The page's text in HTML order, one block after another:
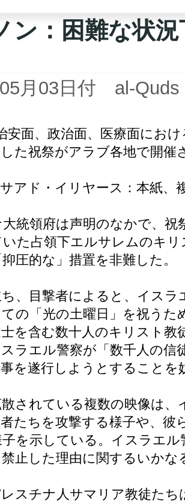
ン：困難な状
月03日付 al-Quds
安面、政治面、医療面にお
た祝祭がアラブ各地で開催
サアド・イリヤース：本紙、
統領府は声明のなかで、祝
た占領下エルサレムのキ
圧的な」措置を非難した。
、目撃者によると、イス
の「光の土曜日」を祝う
を含む数十人のキリスト教
ラエル警察が「数千人の信
を遂行しようとすることを
されている複数の映像は
たちを攻撃する様子や、彼
を示している。イスラエ
止した理由に関するいか
スチナ人サマリア教徒た